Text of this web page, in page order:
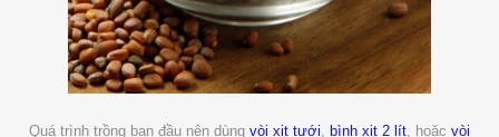
Quá trình trồng ban đầu nên dùng vòi xịt tưới bình xịt 2 lít , hoặc vòi